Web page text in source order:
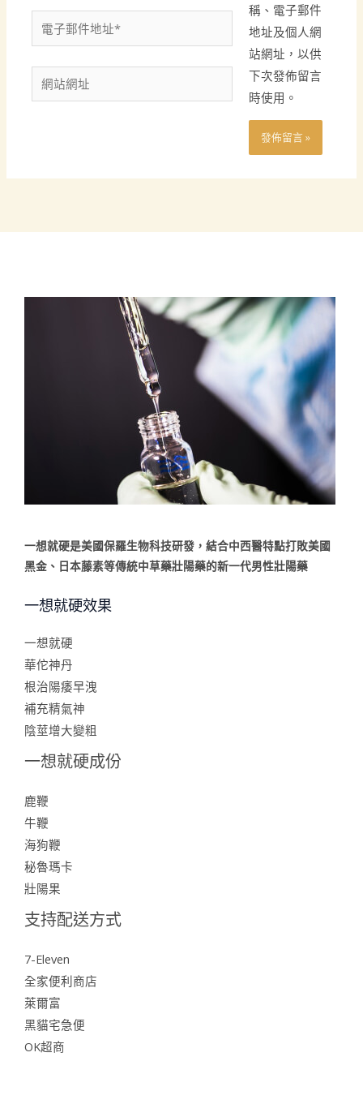
電
子
郵
件
網
站
稱、電子郵件
地址及個人網
站網址，以供
下次發佈留言
時使用。
一想就硬是美國保羅生物科技研發，結合中西醫特點打敗美國
黑金、日本藤素等傳統中草藥壯陽藥的新一代男性壯陽藥
一想就硬效果
一想就硬
華佗神丹
根治陽痿早洩
補充精氣神
陰莖增大變粗
一想就硬成份
鹿鞭
牛鞭
海狗鞭
秘魯瑪卡
壯陽果
支持配送方式
7-Eleven
全家便利商店
萊爾富
黑貓宅急便
OK超商